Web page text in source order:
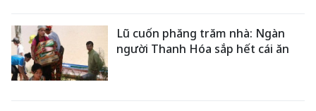
Lũ cuốn phăng trăm nhà: Ngàn
người Thanh Hóa sắp hết cái ăn